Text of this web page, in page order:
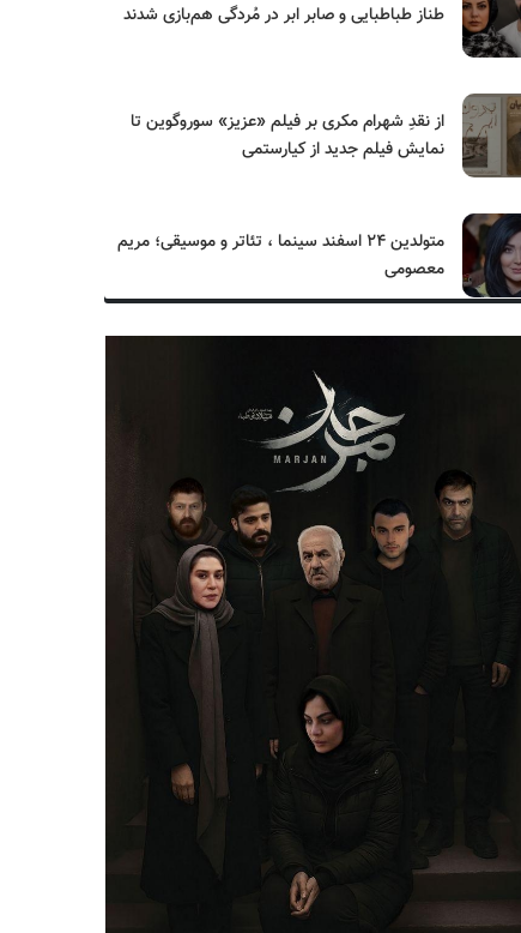
طناز طباطبایی و صابر ابر در مُردگی هم‌بازی شدند
از نقدِ شهرام مکری بر فیلم «عزیز» سوروگوین تا
نمایش فیلم جدید از کیارستمی
متولدین ۲۴ اسفند سینما ، تئاتر و موسیقی؛ مریم
معصومی